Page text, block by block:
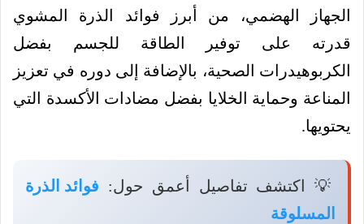
الجهاز الهضمي، من أبرز فوائد الذرة المشوي
قدرته على توفير الطاقة للجسم بفضل
الكربوهيدرات الصحية، بالإضافة إلى دوره في تعزيز
المناعة وحماية الخلايا بفضل مضادات الأكسدة التي
يحتويها.
💡 اكتشف تفاصيل أعمق حول: فوائد الذرة
المسلوقة